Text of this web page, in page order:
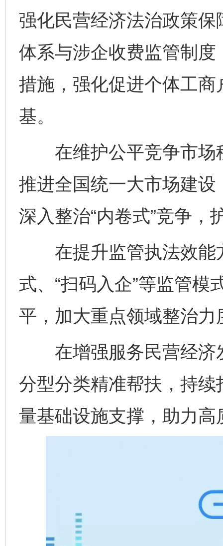
强化民营经济法治政策
体系与涉企收费监管制
措施，强化促进个体工
基。
在维护公平竞争市场
推进全国统一大市场建
深入整治“内卷式”竞争，
在提升监管执法效能
式、“扫码入企”等监管
平，加大重点领域整治
在增强服务民营经济
分型分类精准帮扶，持续
量基础设施支撑，助力高